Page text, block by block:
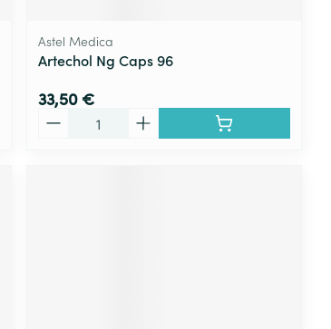
Astel Medica
Artechol Ng Caps 96
33,50 €